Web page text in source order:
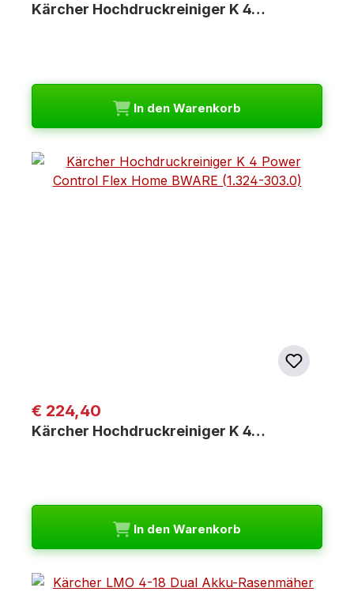
Kärcher Hochdruckreiniger K 4…
In den Warenkorb
Regulärer Preis:
€ 224,40
Kärcher Hochdruckreiniger K 4…
In den Warenkorb